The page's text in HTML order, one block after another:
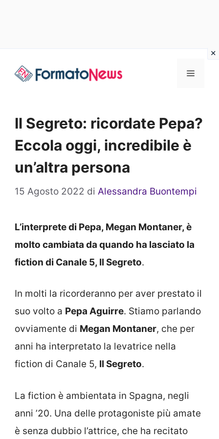
Menu
Il Segreto: ricordate Pepa?
Eccola oggi, incredibile è
un’altra persona
15 Agosto 2022 di Alessandra Buontempi
L’interprete di Pepa, Megan Montaner, è
molto cambiata da quando ha lasciato la
fiction di Canale 5, Il Segreto.
In molti la ricorderanno per aver prestato il
suo volto a Pepa Aguirre. Stiamo parlando
ovviamente di Megan Montaner, che per
anni ha interpretato la levatrice nella
fiction di Canale 5, Il Segreto.
La fiction è ambientata in Spagna, negli
anni ’20. Una delle protagoniste più amate
è senza dubbio l’attrice, che ha recitato